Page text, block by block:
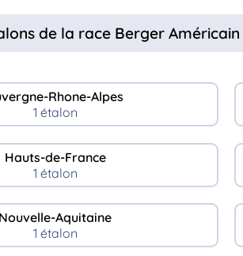
de la race Berger
Rhone-Alpes
1 étalon
Hauts-de-France
1 étalon
Nouvelle-Aquitaine
1 étalon